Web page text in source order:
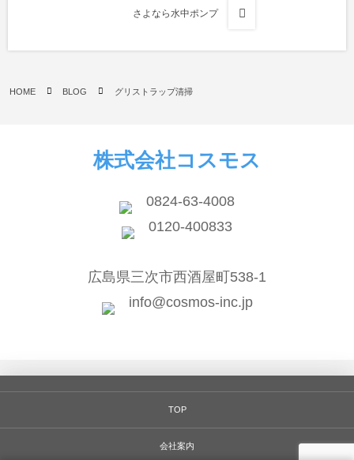
さよなら水中ポンプ
HOME BLOG グリストラップ清掃
株式会社コスモス
0824-63-4008
0120-400833
広島県三次市西酒屋町538-1
info@cosmos-inc.jp
TOP
会社案内